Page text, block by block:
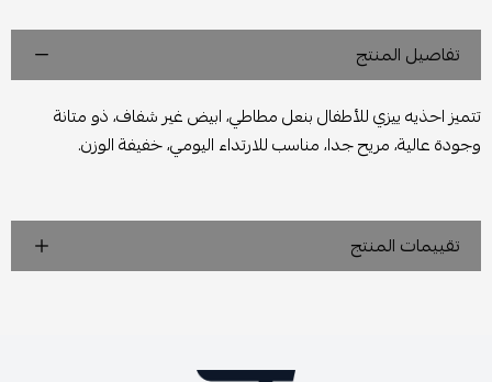
تفاصيل المنتج
تتميز احذيه ييزي للأطفال بنعل مطاطي، ابيض غير شفاف، ذو متانة
وجودة عالية، مريح جدا، مناسب للارتداء اليومي، خفيفة الوزن.
تقييمات المنتج